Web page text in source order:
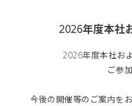
2026年度本社
2026年度本社お
ご参
今後の開催等のご案内を